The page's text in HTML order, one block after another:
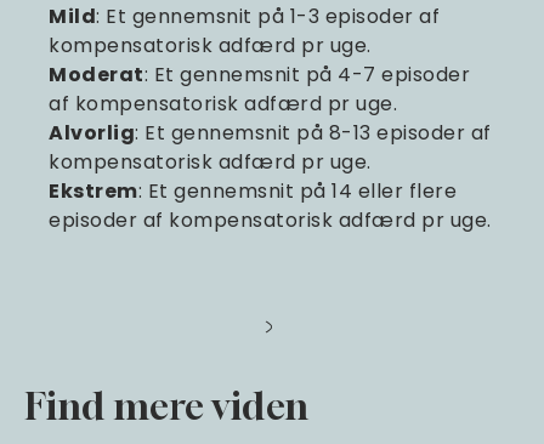
Mild: Et gennemsnit på 1-3 episoder af
kompensatorisk adfærd pr uge.
Moderat: Et gennemsnit på 4-7 episoder
af kompensatorisk adfærd pr uge.
Alvorlig: Et gennemsnit på 8-13 episoder af
kompensatorisk adfærd pr uge.
Ekstrem: Et gennemsnit på 14 eller flere
episoder af kompensatorisk adfærd pr uge.
Find mere viden